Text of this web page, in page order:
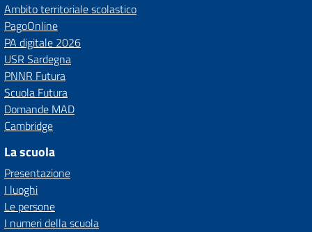
Ambito territoriale scolastico
PagoOnline
PA digitale 2026
USR Sardegna
PNNR Futura
Scuola Futura
Domande MAD
Cambridge
La scuola
Presentazione
I luoghi
Le persone
I numeri della scuola